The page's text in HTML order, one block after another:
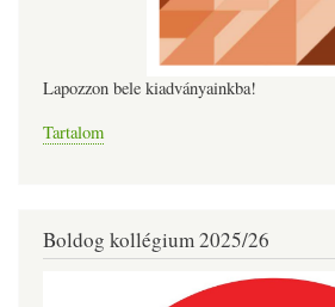
Lapozzon bele kiadványainkba!
Tartalom
Boldog kollégium 2025/26